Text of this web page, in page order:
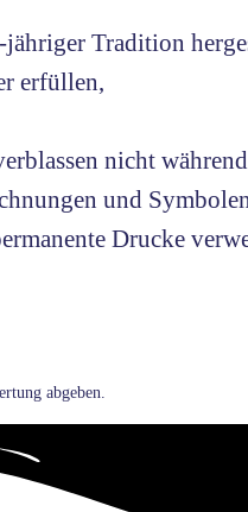
Tradition
erfüllen,
nicht
und
Drucke
abgeben.